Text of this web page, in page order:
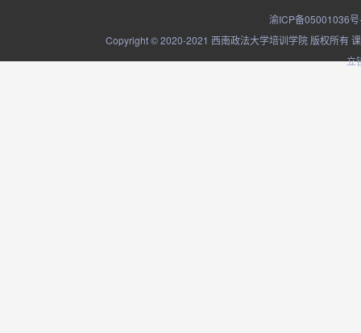
渝ICP备05001036
Copyright © 2020-2021 西南政法大学培训学院 版权所有
立